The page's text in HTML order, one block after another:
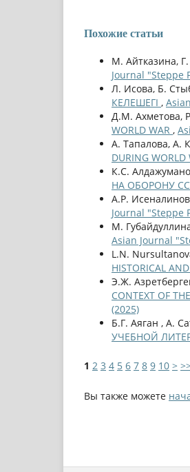
Похожие статьи
М. Айтказина,
Journal "Steppe
Л. Исова, Б.
КЕЛЕШЕГІ ,
Д.М. Ахметова,
WORLD WAR ,
А. Тапалова, А.
DURING WORLD
К.С.
НА ОБОРОНУ
А.Р.
Journal "Steppe
М.
Asian Journal
L.N.
HISTORICAL
Э.Ж.
CONTEXT OF
(2025)
Б.Г. Аяган , А.
УЧЕБНОЙ
1 2 3 4 5 6 7 8 9 10 >
Вы также можете